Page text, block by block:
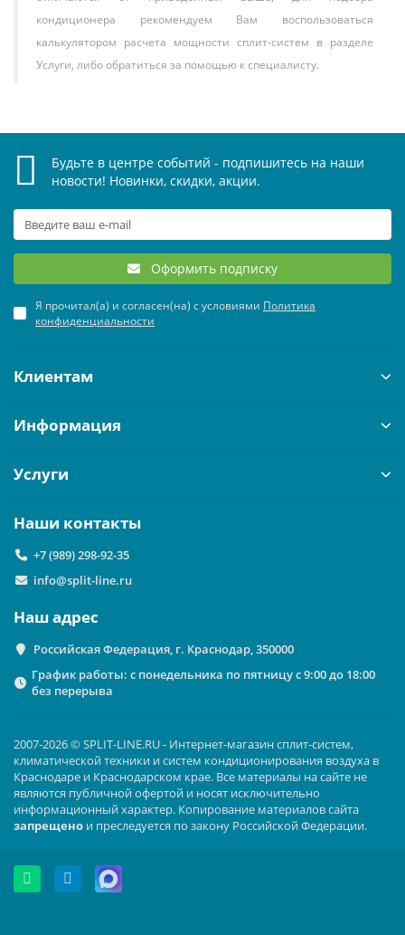
кондиционера рекомендуем Вам воспользоваться
калькулятором расчета мощности сплит-систем в разделе
Услуги, либо обратиться за помощью к специалисту.
Будьте в центре событий - подпишитесь на наши
новости! Новинки, скидки, акции.
Оформить подписку
Я прочитал(а) и согласен(на) с условиями Политика
конфиденциальности
Клиентам
Информация
Услуги
Наши контакты
+7 (989) 298-92-35
info@split-line.ru
Наш адрес
Российская Федерация, г. Краснодар, 350000
График работы: с понедельника по пятницу с 9:00 до 18:00
без перерыва
2007-2026 © SPLIT-LINE.RU - Интернет-магазин сплит-систем,
климатической техники и систем кондиционирования воздуха в
Краснодаре и Краснодарском крае. Все материалы на сайте не
являются публичной офертой и носят исключительно
информационный характер. Копирование материалов сайта
запрещено и преследуется по закону Российской Федерации.